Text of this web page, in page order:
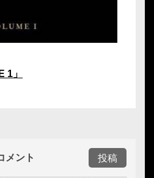
1」
メント 投稿